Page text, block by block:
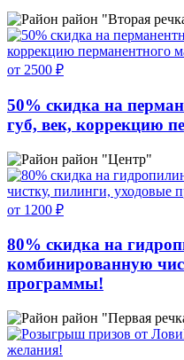
район "Вторая
от 2500 ₽
50% скидка на
губ, век, коррекцию
район "Центр"
от 1200 ₽
80% скидка на
комбинированную
программы!
район "Первая